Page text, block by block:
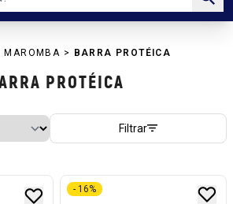
MAROMBA > BARRA PROTÉICA
PROTÉICA
Filtrar
- 16%